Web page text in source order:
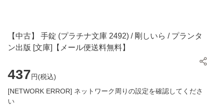
【中古】 手錠 (プラチナ文庫 2492) / 剛しいら / プランタ
ン出版 [文庫]【メール便送料無料】
437円(税込)
[NETWORK ERROR] ネットワーク周りの設定を確認してくださ
い